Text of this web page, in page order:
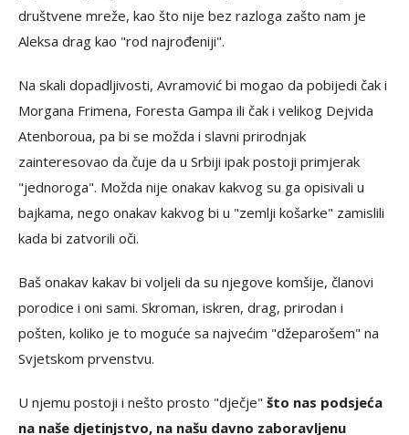
društvene mreže, kao što nije bez razloga zašto nam je
Aleksa drag kao "rod najrođeniji".
Na skali dopadljivosti, Avramović bi mogao da pobijedi čak i
Morgana Frimena, Foresta Gampa ili čak i velikog Dejvida
Atenboroua, pa bi se možda i slavni prirodnjak
zainteresovao da čuje da u Srbiji ipak postoji primjerak
"jednoroga". Možda nije onakav kakvog su ga opisivali u
bajkama, nego onakav kakvog bi u "zemlji košarke" zamislili
kada bi zatvorili oči.
Baš onakav kakav bi voljeli da su njegove komšije, članovi
porodice i oni sami. Skroman, iskren, drag, prirodan i
pošten, koliko je to moguće sa najvećim "džeparošem" na
Svjetskom prvenstvu.
U njemu postoji i nešto prosto "dječje" što nas podsjeća
na naše djetinjstvo, na našu davno zaboravljenu